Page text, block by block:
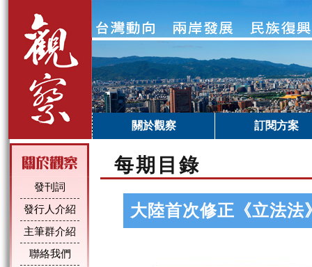
關於觀察 訂閱方案
發刊詞
發行人介紹
主筆群介紹
聯絡我們
每期目錄
大陸首次修正《立法法